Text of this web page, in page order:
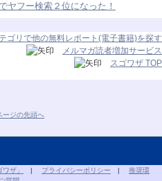
ヤフー検索２位になった！
ゴリで他の無料レポート(電子書籍)を探す
メルマガ読者増加サービス
スゴワザ TOP
ザ」 | プライバシーポリシー | 推奨環